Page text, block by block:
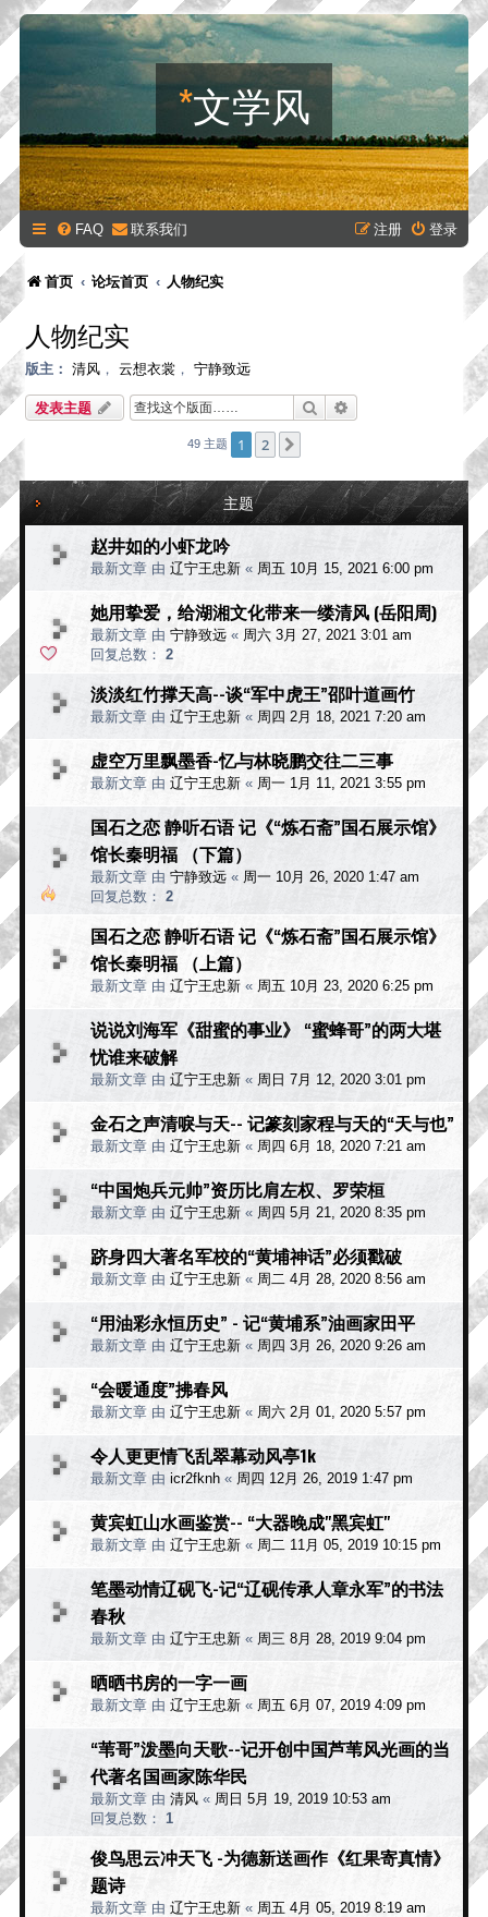
*文学风
FAQ 联系我们 登录
注册
首页 论坛首页 人物纪实
人物纪实
版主： 清风 ， 云想衣裳 ， 宁静致远
发表主题 搜索
49 主题 1 2
主题
赵井如的小虾龙吟
最新文章 由 辽宁王忠新 « 周五 10月 15, 2021 6:00 pm
她用挚爱，给湖湘文化带来一缕清风 (岳阳周)
最新文章 由 宁静致远 « 周六 3月 27, 2021 3:01 am
回复总数： 2
淡淡红竹撑天高--谈“军中虎王”邵叶道画竹
最新文章 由 辽宁王忠新 « 周四 2月 18, 2021 7:20 am
虚空万里飘墨香-忆与林晓鹏交往二三事
最新文章 由 辽宁王忠新 « 周一 1月 11, 2021 3:55 pm
国石之恋 静听石语 记《“炼石斋”国石展示馆》
馆长秦明福 （下篇）
最新文章 由 宁静致远 « 周一 10月 26, 2020 1:47 am
回复总数： 2
国石之恋 静听石语 记《“炼石斋”国石展示馆》
馆长秦明福 （上篇）
最新文章 由 辽宁王忠新 « 周五 10月 23, 2020 6:25 pm
说说刘海军《甜蜜的事业》 “蜜蜂哥”的两大堪
忧谁来破解
最新文章 由 辽宁王忠新 « 周日 7月 12, 2020 3:01 pm
金石之声清唳与天-- 记篆刻家程与天的“天与也”
最新文章 由 辽宁王忠新 « 周四 6月 18, 2020 7:21 am
“中国炮兵元帅”资历比肩左权、罗荣桓
最新文章 由 辽宁王忠新 « 周四 5月 21, 2020 8:35 pm
跻身四大著名军校的“黄埔神话”必须戳破
最新文章 由 辽宁王忠新 « 周二 4月 28, 2020 8:56 am
“用油彩永恒历史” - 记“黄埔系”油画家田平
最新文章 由 辽宁王忠新 « 周四 3月 26, 2020 9:26 am
“会暖通度”拂春风
最新文章 由 辽宁王忠新 « 周六 2月 01, 2020 5:57 pm
令人更更情飞乱翠幕动风亭1k
最新文章 由 icr2fknh « 周四 12月 26, 2019 1:47 pm
黄宾虹山水画鉴赏-- “大器晚成"黑宾虹"
最新文章 由 辽宁王忠新 « 周二 11月 05, 2019 10:15 pm
笔墨动情辽砚飞-记“辽砚传承人章永军”的书法
春秋
最新文章 由 辽宁王忠新 « 周三 8月 28, 2019 9:04 pm
晒晒书房的一字一画
最新文章 由 辽宁王忠新 « 周五 6月 07, 2019 4:09 pm
“苇哥”泼墨向天歌--记开创中国芦苇风光画的当
代著名国画家陈华民
最新文章 由 清风 « 周日 5月 19, 2019 10:53 am
回复总数： 1
俊鸟思云冲天飞 -为德新送画作《红果寄真情》
题诗
最新文章 由 辽宁王忠新 « 周五 4月 05, 2019 8:19 am